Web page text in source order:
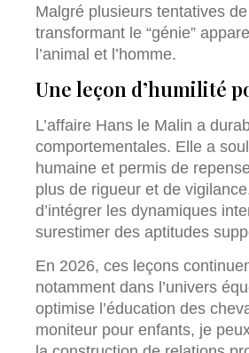
Malgré plusieurs tentatives
transformant le “génie”
l’animal et l’homme.
Une leçon d’humilité
L’affaire Hans le Malin a
comportementales. Elle a
humaine et permis de
plus de rigueur et de
d’intégrer les dynamiques
surestimer des aptitudes
En 2026, ces leçons
notamment dans l’univers
optimise l’éducation des
moniteur pour enfants, je